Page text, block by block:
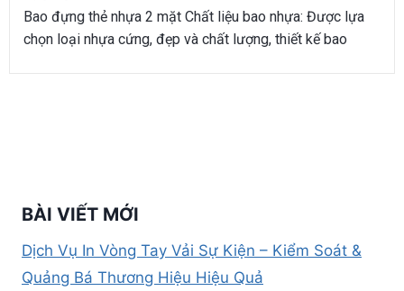
Bao đựng thẻ nhựa 2 mặt Chất liệu bao nhựa: Được lựa
chọn loại nhựa cứng, đẹp và chất lượng, thiết kế bao
BÀI VIẾT MỚI
Dịch Vụ In Vòng Tay Vải Sự Kiện – Kiểm Soát &
Quảng Bá Thương Hiệu Hiệu Quả